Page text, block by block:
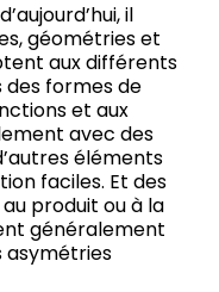
il
géométries et
aux différents
des formes de
et aux
avec des
éléments
faciles. Et des
produit ou à la
généralement
asymétries